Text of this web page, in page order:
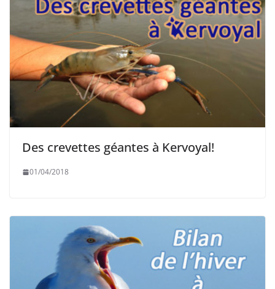
Des crevettes géantes à Kervoyal!
01/04/2018